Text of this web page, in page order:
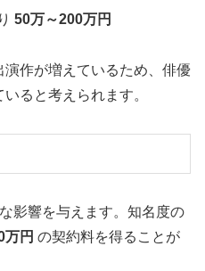
50万～200万円
作が増えているため、俳優
ると考えられます。
影響を与えます。知名度の
万円 の契約料を得ることが